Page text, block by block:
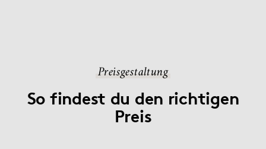
Preisgestaltung
So findest du den richtigen
Preis